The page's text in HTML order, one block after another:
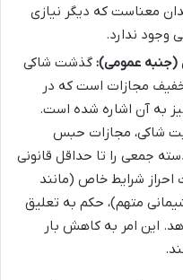
معناست که دیگر نیازی
وجود ندارد.
(جنبه عمومی): گذشت شاکی
مجازات است که در
نیز به آن اشاره شده است.
شاکی، مجازات حبس
جمعی را تا حداقل قانونی
شرایط خاص (مانند
متهم)، حکم به تعلیق
این امر به کاهش بار